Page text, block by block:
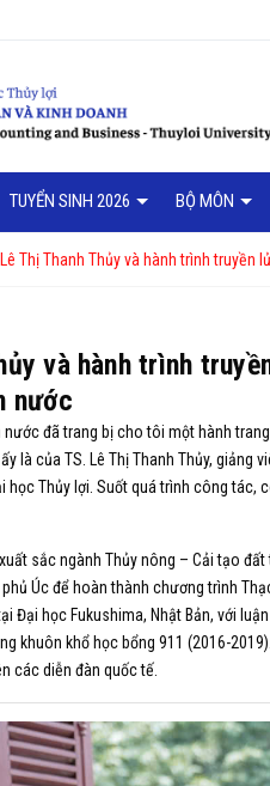
TUYỂN SINH 2026 BỘ MÔN
Thị Thanh Thủy và hành trình
và hành trình
nước
nước đã trang bị cho tôi một hành
là của TS. Lê Thị Thanh Thủy, giảng
học Thủy lợi. Suốt quá trình công
sắc ngành Thủy nông – Cải tạo đất
Úc để hoàn thành chương trình
Đại học Fukushima, Nhật Bản, với
khuôn khổ học bổng 911 (2016-
các diễn đàn quốc tế.